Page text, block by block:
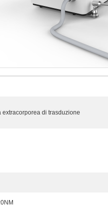
extracorporea di trasduzione